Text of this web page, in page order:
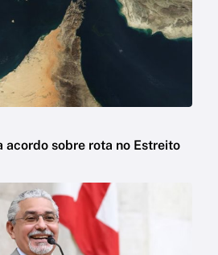
acordo sobre rota no Estreito